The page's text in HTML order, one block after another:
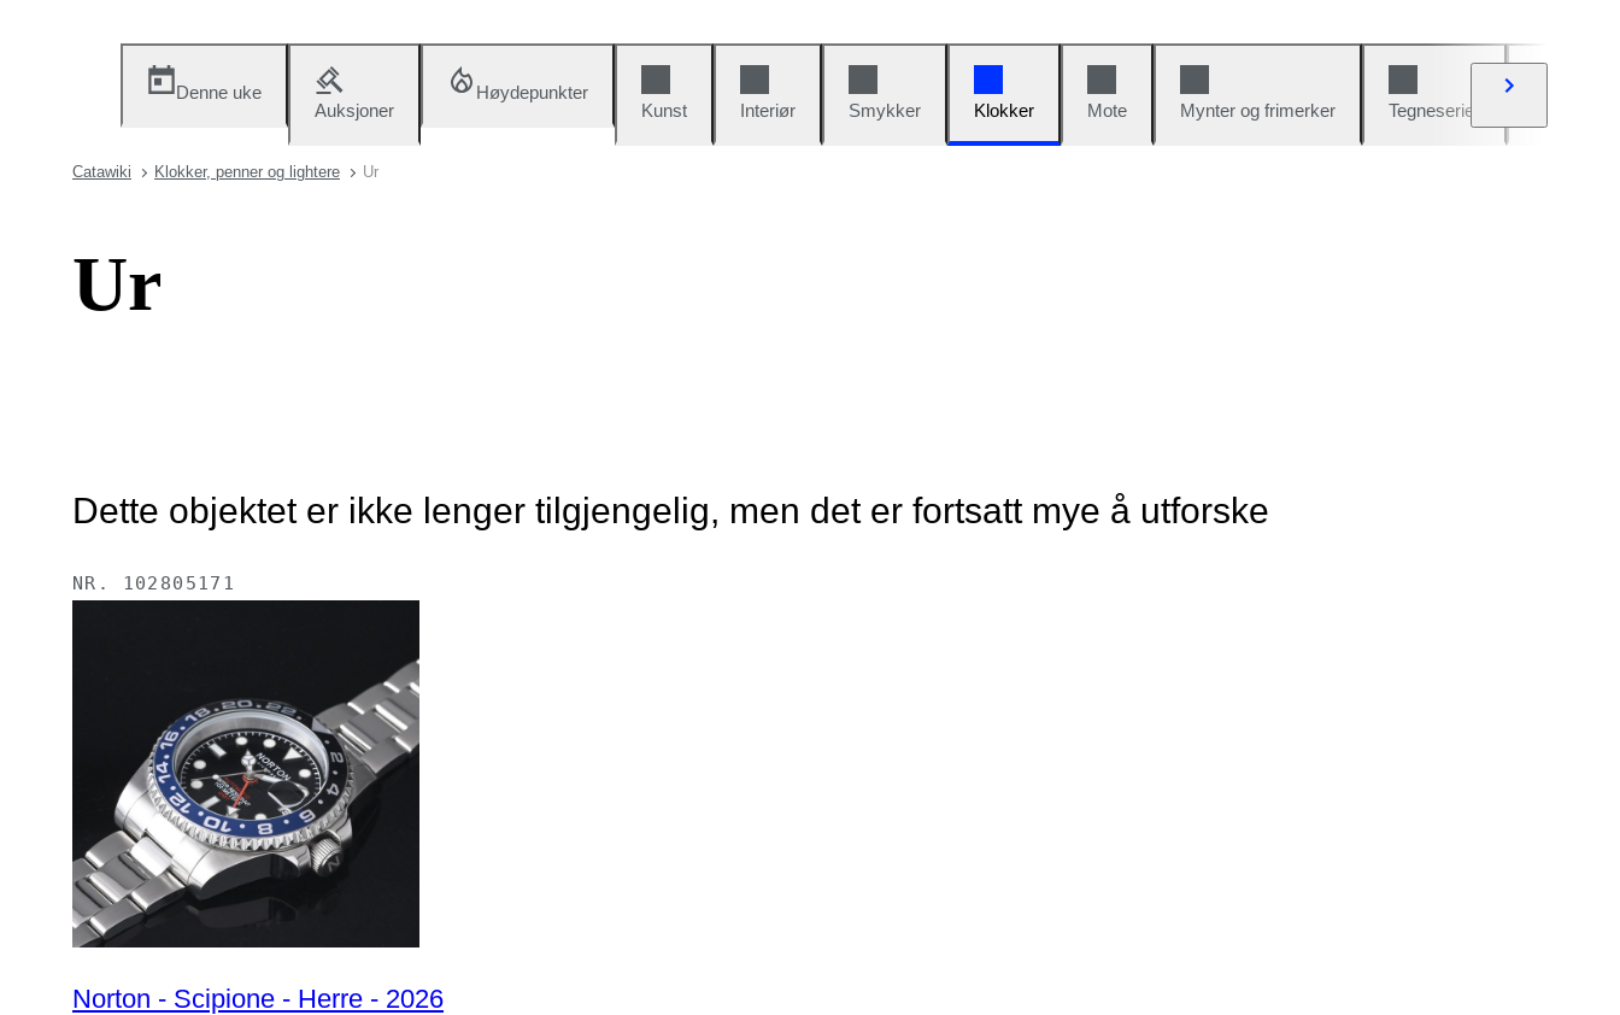
Denne uke
Auksjoner
Høydepunkter
Kunst
Interiør Smykker Klokker Mote Mynter og frimerker Tegneserier
Catawiki Klokker, penner og lightere Ur
Ur
Dette objektet er ikke lenger tilgjengelig, men det er fortsatt mye å utforske
NR. 102805171
Norton - Scipione - Herre - 2026